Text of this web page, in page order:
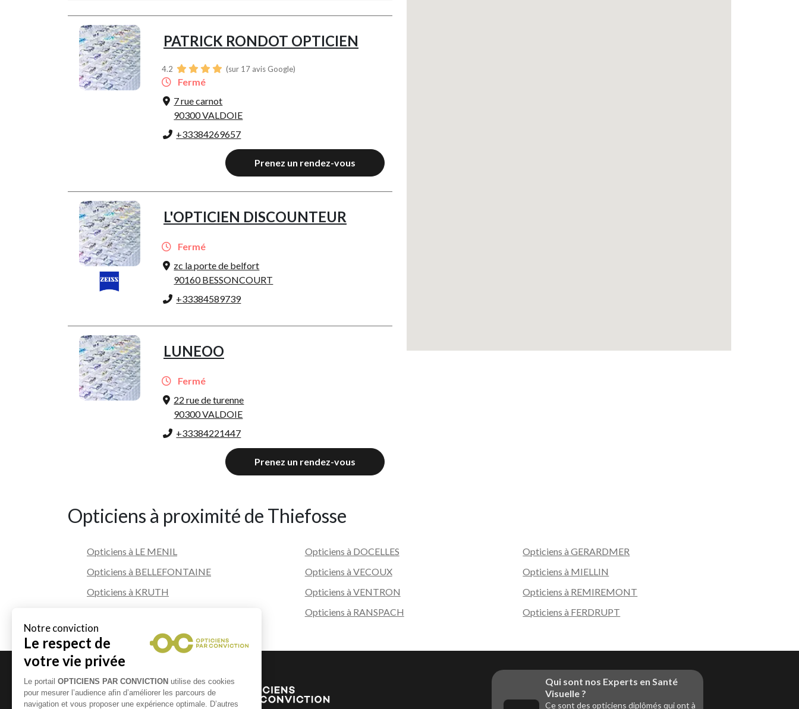
PATRICK RONDOT OPTICIEN
4.2 (sur 17 avis Google)
Fermé
7 rue carnot
90300 VALDOIE
+33384269657
Prenez un rendez-vous
L'OPTICIEN DISCOUNTEUR
Fermé
zc la porte de belfort
90160 BESSONCOURT
+33384589739
LUNEOO
Fermé
22 rue de turenne
90300 VALDOIE
+33384221447
Prenez un rendez-vous
Opticiens à proximité de Thiefosse
Opticiens à LE MENIL
Opticiens à BELLEFONTAINE
Opticiens à KRUTH
Opticiens à DOCELLES
Opticiens à VECOUX
Opticiens à VENTRON
Opticiens à RANSPACH
Opticiens à GERARDMER
Opticiens à MIELLIN
Opticiens à REMIREMONT
Opticiens à FERDRUPT
Qui sont nos Experts en Santé
Visuelle ?
Ce sont des opticiens diplômés qui ont à